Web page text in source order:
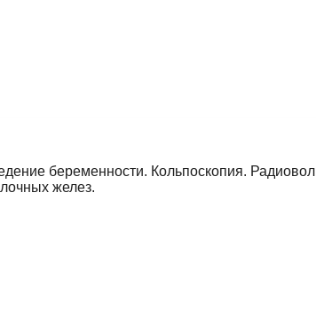
беременности. Кольпоскопия.
желез.